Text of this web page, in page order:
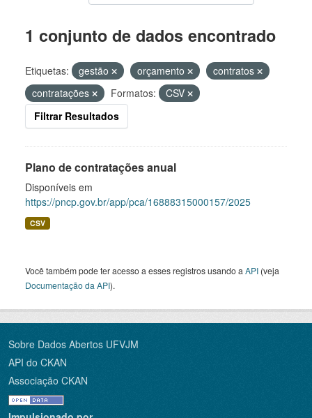
1 conjunto de dados encontrado
Etiquetas: gestão orçamento
contratos
contratações
Formatos:
CSV
Filtrar Resultados
Plano de contratações anual
Disponíveis em
https://pncp.gov.br/app/pca/16888315000157/2025
CSV
Você também pode ter acesso a esses registros usando a API (veja
Documentação da API).
Sobre Dados Abertos UFVJM
API do CKAN
Associação CKAN